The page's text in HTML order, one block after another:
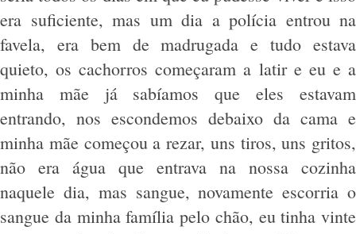
era suficiente, mas um dia a polícia entrou na
favela, era bem de madrugada e tudo estava
quieto, os cachorros começaram a latir e eu e a
minha mãe já sabíamos que eles estavam
entrando, nos escondemos debaixo da cama e
minha mãe começou a rezar, uns tiros, uns gritos,
não era água que entrava na nossa cozinha
naquele dia, mas sangue, novamente escorria o
sangue da minha família pelo chão, eu tinha vinte